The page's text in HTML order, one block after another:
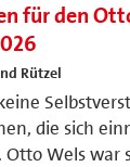
für den
Rützel
die sich
Wels war